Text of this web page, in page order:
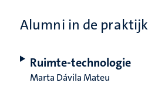
Alumni in de praktijk
Ruimte-technologie
Marta Dávila Mateu